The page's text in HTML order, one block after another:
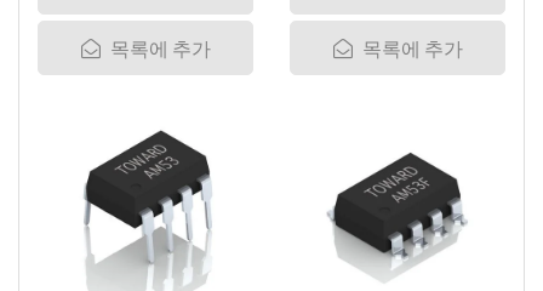
목록에 추가 목록에 추가